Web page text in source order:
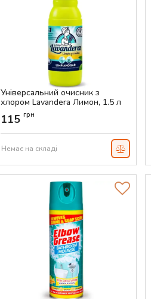
Універсальний очисник з
хлором Lavandera Лимон, 1.5 л
Артикул:AS-00246
115 грн
Немає на складі